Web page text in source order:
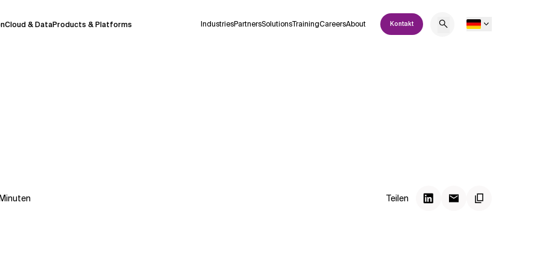
Cloud & DataProducts & Platforms IndustriesPartnersSolutionsTrainingCareersAbout Kontakt
bevor Sie Entscheidungen treffen oder
Teilen